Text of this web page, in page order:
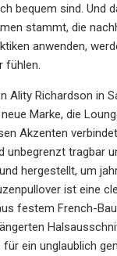
bequem sind. Und
stammt, die
anwenden,
fühlen.
Ality Richardson in
Marke, die
Akzenten
unbegrenzt tragbar
hergestellt, um
ist eine
festem French-
ein unglaublich